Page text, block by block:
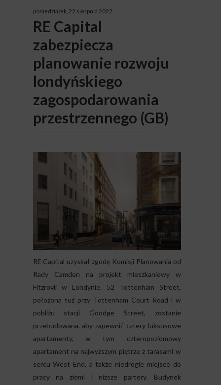
poniedziałek, 22 sierpnia 2022
RE Capital
zabezpiecza
planowanie rozwoju
londyńskiego
zagospodarowania
przestrzennego (GB)
RE Capital uzyskał zgodę Komisji Planowania od
Rady Camden na projekt mieszkaniowy w
Fitzrovii w Londynie. 52 Tottenham Street,
położona tuż przy Tottenham Court Road i w
pobliżu stacji Goodge Street, zostanie
przebudowana, aby zapewnić cztery luksusowe
apartamenty, w tym czteropoziomowy
apartament na najwyższym piętrze z tarasami w
sercu West End, a także niedrogie miejsce do
pracy na ziemi i niższe partery. Budynek